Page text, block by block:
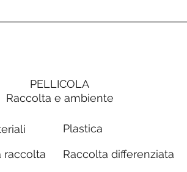
PELLICOLA
Raccolta e ambiente
raccolta
Plastica
Raccolta differenziata